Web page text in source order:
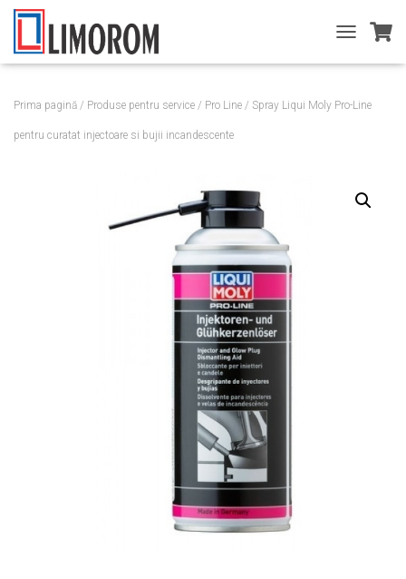
O
Prima pagină / Produse pentru service / Pro Line / Spray Liqui Moly Pro-Line
pentru curatat injectoare si bujii incandescente